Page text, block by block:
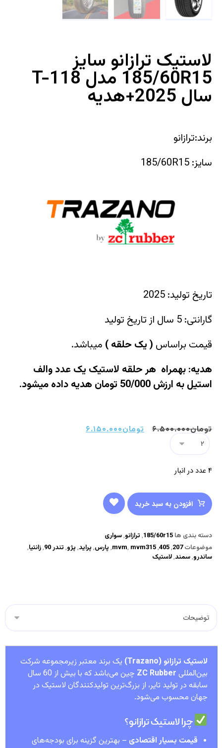
لاستیک ترازانو سایز
185/60R15 مدل T-118
سال 2025+هدیه
برند:ترازانو
سایز: 185/60R15
تاریخ تولید: 2025
گارانتی: 5 سال از تاریخ تولید
قیمت براساس (یک حلقه) میباشد.
هدیه: بهمراه هر حلقه لاستیک یک عدد والف
استیل به ارزش 50/000 تومان هدیه داده میشود.
تومان۶.۵۰۰.۰۰۰ تومان۶.۱۵۰.۰۰۰
4 عدد در انبار
افزودن به سبد خرید
دسته بندی ها 185/60r15
, ترازانو,سواری
موضوعات 207
,
405
,
mvm, mvm315
, پارس, پراید, پژو, تندر 90 ,زانتیا,
ساندرو,سمند,لاستیک
لاستیک ترازانو (Trazano)
یک برند معتبر زیرمجموعه شرکت
بین‌المللی ZC Rubber
چین می‌باشد که با بیش از 60 سال
سابقه در تولید تایر، از بزرگ‌ترین تولیدکنندگان لاستیک در
جهان محسوب می‌شود.
چرا لاستیک ترازانو؟
قیمت بسیار اقتصادی – بهترین گزینه برای بودجه‌های